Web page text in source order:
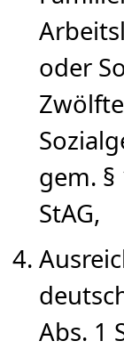
oder
gem. §
StAG,
Abs. 1